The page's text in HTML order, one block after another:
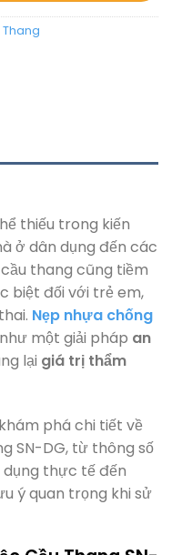
Thang
thiếu trong kiến
ở dân dụng đến các
thang cũng tiềm
biệt đối với trẻ em,
Nẹp nhựa chống
một giải pháp an
lại giá trị thẩm
phá chi tiết về
SN-DG, từ thông số
thực tế đến
ý quan trọng khi sử